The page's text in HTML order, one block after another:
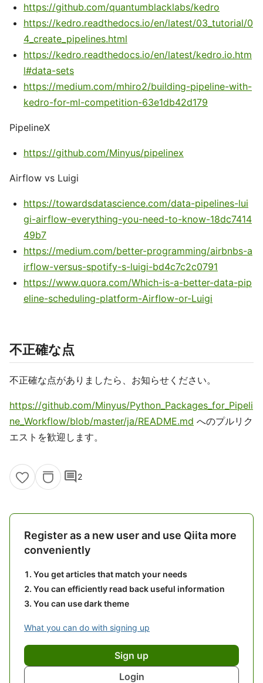
https://github.com/quantumblacklabs/kedro
https://kedro.readthedocs.io/en/latest/03_tutorial/0
4_create_pipelines.html
https://kedro.readthedocs.io/en/latest/kedro.io.htm
l#data-sets
https://medium.com/mhiro2/building-pipeline-with-
kedro-for-ml-competition-63e1db42d179
PipelineX
https://github.com/Minyus/pipelinex
Airflow vs Luigi
https://towardsdatascience.com/data-pipelines-lui
gi-airflow-everything-you-need-to-know-18dc7414
49b7
https://medium.com/better-programming/airbnbs-a
irflow-versus-spotify-s-luigi-bd4c7c2c0791
https://www.quora.com/Which-is-a-better-data-pip
eline-scheduling-platform-Airflow-or-Luigi
不正確な点
不正確な点がありましたら、お知らせください。
https://github.com/Minyus/Python_Packages_for_Pipeli
ne_Workflow/blob/master/ja/README.md へのプルリク
エストを歓迎します。
comment2
Register as a new user and use Qiita more
conveniently
You get articles that match your needs
You can efficiently read back useful information
You can use dark theme
What you can do with signing up
Sign up
Login